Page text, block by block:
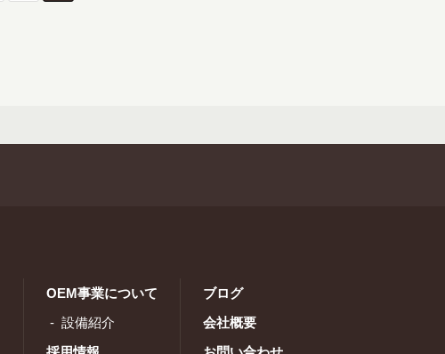
OEM事業について
設備紹介
ブログ
会社概要